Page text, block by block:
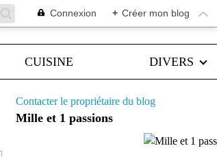
Connexion + Créer mon blog
CUISINE DIVERS
Contacter le propriétaire du blog
Mille et 1 passions